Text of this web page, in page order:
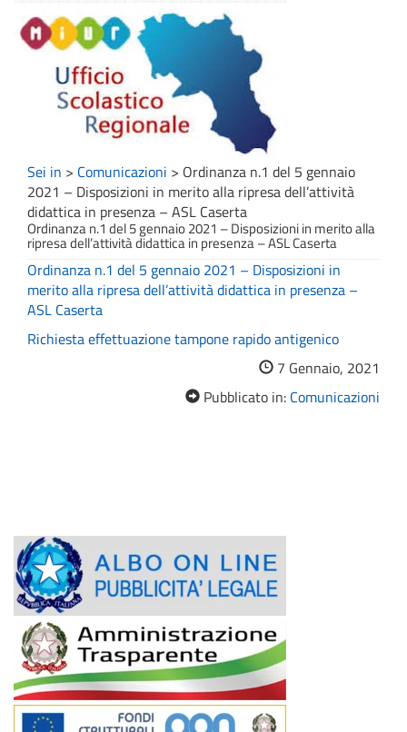
Sei in > Comunicazioni > Ordinanza n.1 del 5 gennaio
2021 – Disposizioni in merito alla ripresa dell’attività
didattica in presenza – ASL Caserta
Ordinanza n.1 del 5 gennaio 2021 – Disposizioni in merito alla
ripresa dell’attività didattica in presenza – ASL Caserta
Ordinanza n.1 del 5 gennaio 2021 – Disposizioni in
merito alla ripresa dell’attività didattica in presenza –
ASL Caserta
Richiesta effettuazione tampone rapido antigenico
7 Gennaio, 2021
Pubblicato in: Comunicazioni